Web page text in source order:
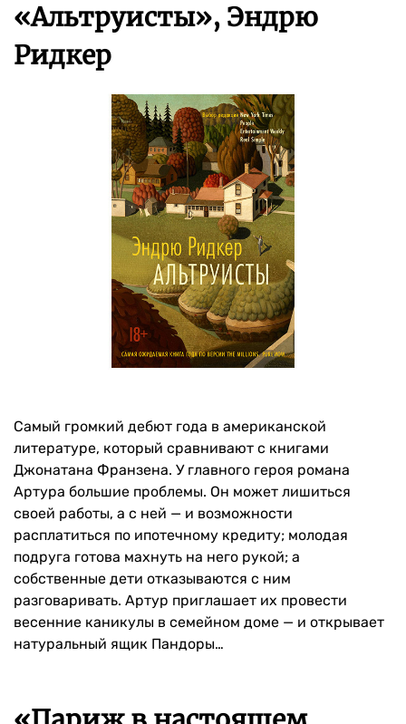
«Альтруисты», Эндрю
Ридкер
Самый громкий дебют года в американской
литературе, который сравнивают с книгами
Джонатана Франзена. У главного героя романа
Артура большие проблемы. Он может лишиться
своей работы, а с ней — и возможности
расплатиться по ипотечному кредиту; молодая
подруга готова махнуть на него рукой; а
собственные дети отказываются с ним
разговаривать. Артур приглашает их провести
весенние каникулы в семейном доме — и открывает
натуральный ящик Пандоры…